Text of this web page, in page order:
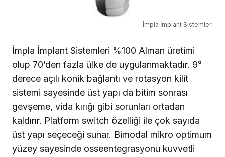
İmpla İmplant Sistemleri
İmpla İmplant Sistemleri %100 Alman üretimi
olup 70’den fazla ülke de uygulanmaktadır. 9°
derece açılı ko­nik bağlantı ve rotasyon kilit
sistemi sayesinde üst yapı da bitim sonrası
gevşeme, vida kırığı gibi sorunları ortadan
kaldırır. Platform switch özelliği ile çok sayıda
üst yapı seçeceği sunar. Bimodal mikro optimum
yüzey sayesinde osseentegrasyonu kuvvetli